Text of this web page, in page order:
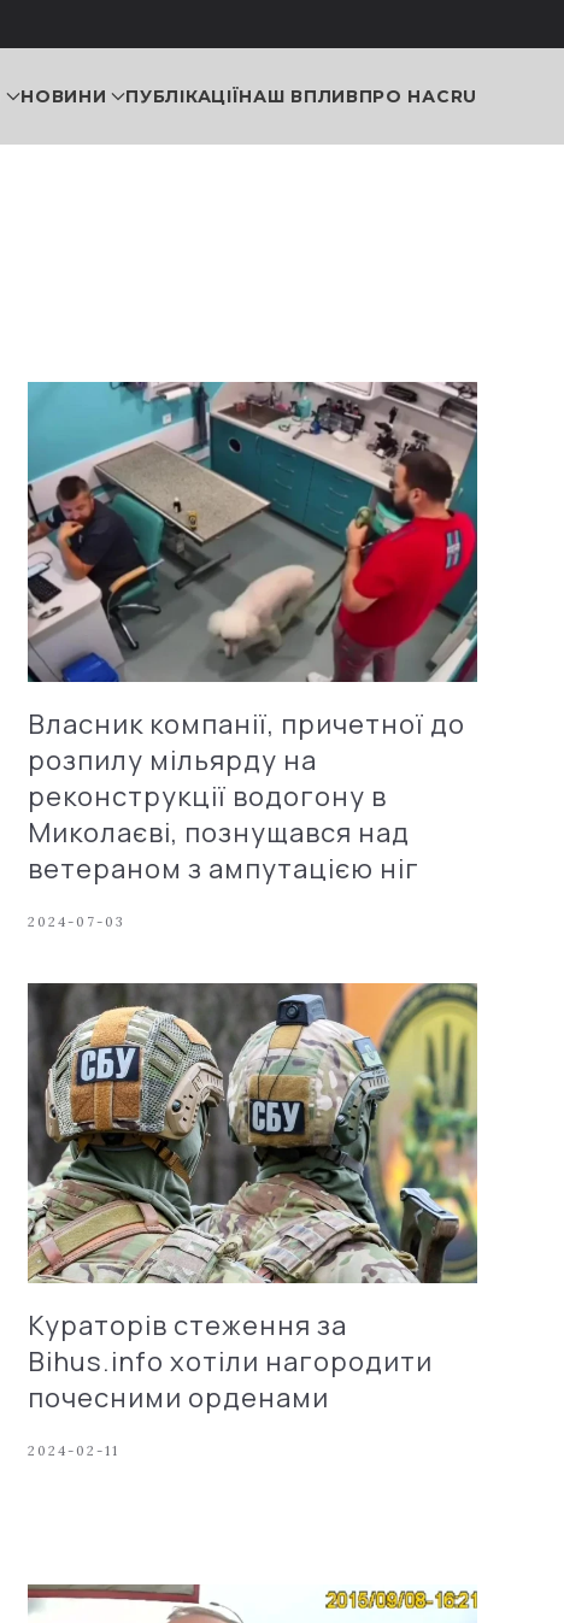
НОВИНИ ПУБЛІКАЦІЇНАШ ВПЛИВПРО НАСRU
Власник компанії, причетної до
розпилу мільярду на
реконструкції водогону в
Миколаєві, познущався над
ветераном з ампутацією ніг
2024-07-03
Кураторів стеження за
Bihus.info хотіли нагородити
почесними орденами
2024-02-11